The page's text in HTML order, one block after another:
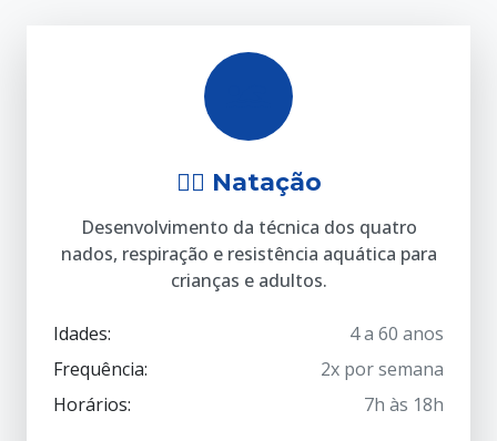
🏊‍♂️ Natação
Desenvolvimento da técnica dos quatro
nados, respiração e resistência aquática para
crianças e adultos.
Idades:
4 a 60 anos
Frequência:
2x por semana
Horários:
7h às 18h